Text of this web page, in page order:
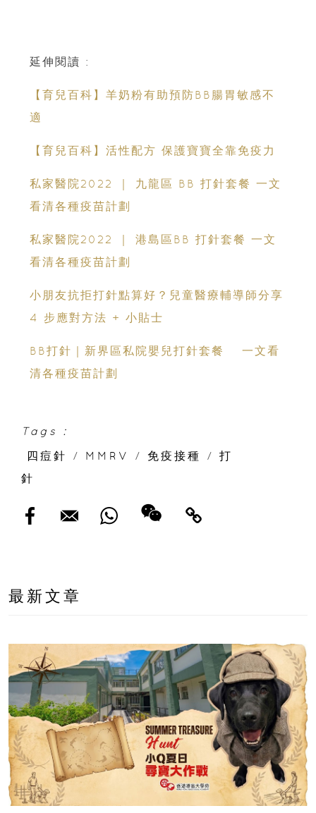
延伸閱讀 :
【育兒百科】羊奶粉有助預防BB腸胃敏感不
適
【育兒百科】活性配方 保護寶寶全靠免疫力
私家醫院2022 ｜ 九龍區 BB 打針套餐 一文
看清各種疫苗計劃
私家醫院2022 ｜ 港島區BB 打針套餐 一文
看清各種疫苗計劃
小朋友抗拒打針點算好？兒童醫療輔導師分享
4 步應對方法 + 小貼士
BB打針｜新界區私院嬰兒打針套餐 一文看
清各種疫苗計劃
Tags :
四痘針
/ MMRV / 免疫接種 /
打
針
最新文章